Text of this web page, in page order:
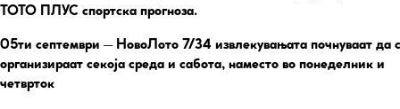
ТОТО ПЛУС спортска прогноза.
05ти септември – НовоЛото 7/34 извлекувањата почнуваат да
организираат секоја среда и сабота, наместо во понеделник и
четврток